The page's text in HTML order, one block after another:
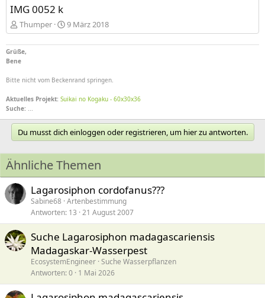
IMG 0052 k
Thumper 9 März 2018
Grüße,
Bene
Bitte nicht vom Beckenrand springen.
Aktuelles Projekt: Suikai no Kogaku - 60x30x36
Suche: ...
Du musst dich einloggen oder registrieren, um hier zu antworten.
Ähnliche Themen
Lagarosiphon cordofanus???
Sabine68 Artenbestimmung
Antworten 13 21 August 2007
Suche Lagarosiphon madagascariensis
Madagaskar-Wasserpest
EcosystemEngineer Suche Wasserpflanzen
Antworten 0 1 Mai 2026